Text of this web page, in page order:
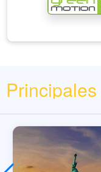
Principales